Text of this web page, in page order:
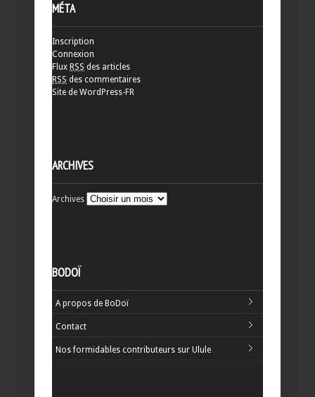
MÉTA
Inscription
Connexion
Flux RSS des articles
RSS des commentaires
Site de WordPress-FR
ARCHIVES
Archives
BODOÏ
A propos de BoDoï
Contact
Nos formidables contributeurs sur Ulule